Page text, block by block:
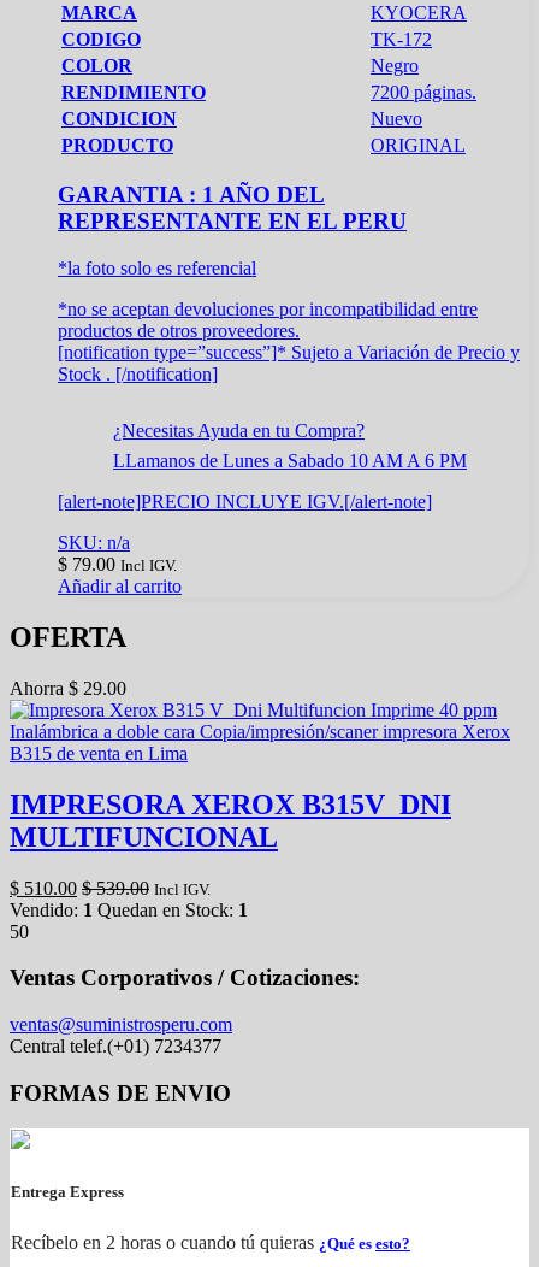
MARCA
KYOCERA
CODIGO
TK-172
COLOR
Negro
RENDIMIENTO
7200 páginas.
CONDICION
Nuevo
PRODUCTO
ORIGINAL
GARANTIA : 1 AÑO DEL
REPRESENTANTE EN EL PERU
*la foto solo es referencial
*no se aceptan devoluciones por incompatibilidad entre
productos de otros proveedores.
[notification type=”success”]* Sujeto a Variación de Precio y
Stock . [/notification]
¿Necesitas Ayuda en tu Compra?
LLamanos de Lunes a Sabado 10 AM A 6 PM
[alert-note]PRECIO INCLUYE IGV.[/alert-note]
SKU: n/a
$ 79.00 Incl IGV.
Añadir al carrito
OFERTA
Ahorra $ 29.00
IMPRESORA XEROX B315V_DNI
MULTIFUNCIONAL
$ 510.00 $539.00 Incl IGV.
Vendido: 1 Quedan en Stock: 1
50
Ventas Corporativos / Cotizaciones:
ventas@suministrosperu.com
Central telef.(+01) 7234377
FORMAS DE ENVIO
Entrega Express
Recíbelo en 2 horas o cuando tú quieras ¿Qué es esto?